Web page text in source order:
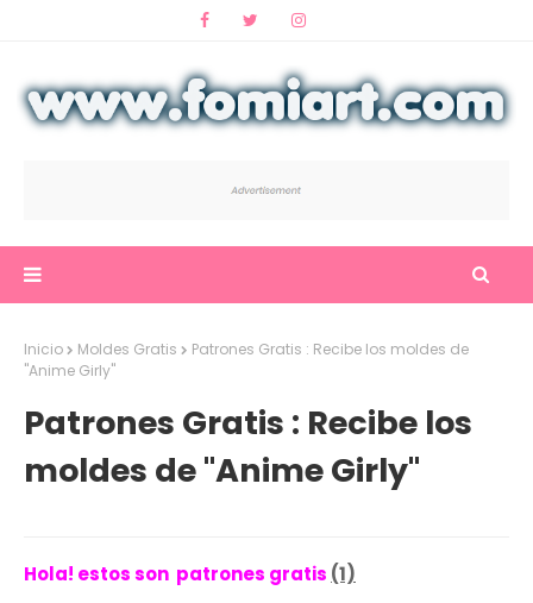
Inicio Moldes Gratis
Patrones Gratis : Recibe los moldes de
"Anime Girly"
Patrones Gratis : Recibe los
moldes de "Anime Girly"
Hola! estos son patrones gratis (1)